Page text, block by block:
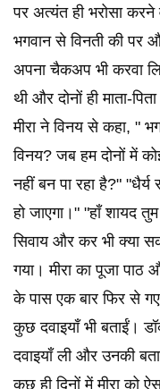
पर अत्यंत ही भरोसा करने
भगवान से विनती की पर
अपना चैकअप भी करवा
थी और दोनों ही माता-
मीरा ने विनय से कहा, "
विनय? जब हम दोनों में
नहीं बन पा रहा है?" "धैर्य
हो जाएगा।" "हाँ शायद
सिवाय और कर भी क्या
गया। मीरा का पूजा
के पास एक बार फिर से
कुछ दवाइयाँ भी बताईं।
दवाइयाँ ली और उनकी
कुछ ही दिनों में मीरा को